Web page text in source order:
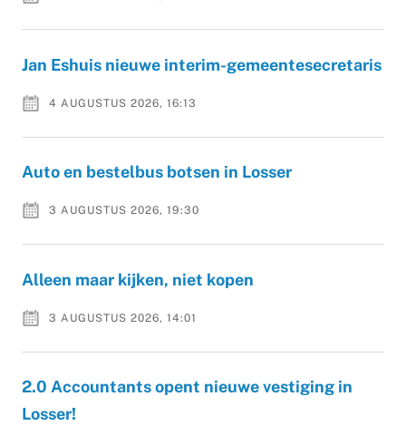
Jan Eshuis nieuwe interim-gemeentesecretaris
4 AUGUSTUS 2026, 16:13
Auto en bestelbus botsen in Losser
3 AUGUSTUS 2026, 19:30
Alleen maar kijken, niet kopen
3 AUGUSTUS 2026, 14:01
2.0 Accountants opent nieuwe vestiging in
Losser!